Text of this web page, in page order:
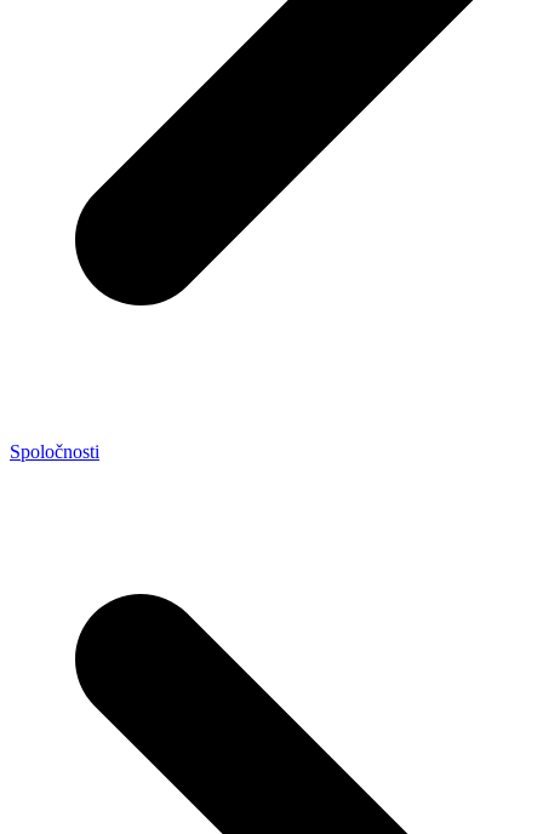
Spoločnosti